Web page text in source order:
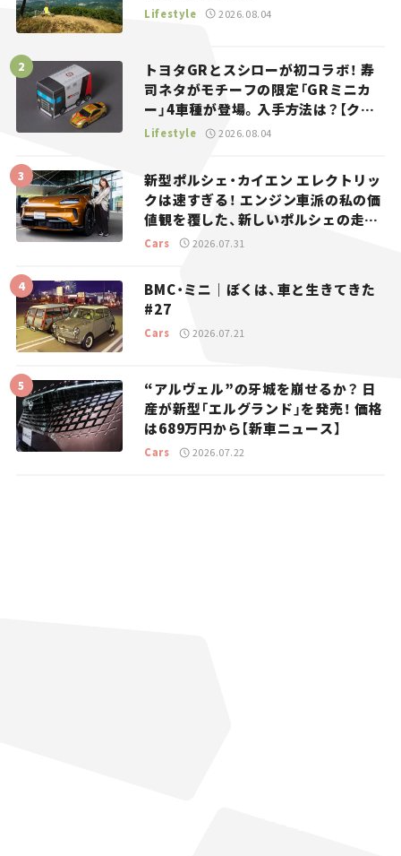
Lifestyle 2026.08.04
トヨタGRとスシローが初コラボ！ 寿
司ネタがモチーフの限定「GRミニカ
ー」4車種が登場。入手方法は？【クル
マとホビー】
Lifestyle 2026.08.04
新型ポルシェ・カイエン エレクトリッ
クは速すぎる！ エンジン車派の私の価
値観を覆した、新しいポルシェの走
り。
Cars 2026.07.31
BMC・ミニ｜ぼくは、車と生きてきた
#27
Cars 2026.07.21
“アルヴェル”の牙城を崩せるか？ 日
産が新型「エルグランド」を発売！ 価格
は689万円から【新車ニュース】
Cars 2026.07.22